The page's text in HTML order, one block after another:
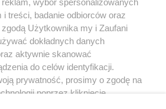
O nas
wybór spersonalizowanych
treści, badanie odbiorców oraz
zgodą Użytkownika my i Zaufani
dokładnych danych
aktywnie skanować
do celów identyfikacji.
prywatność, prosimy o zgodę na
poprzez kliknięcie